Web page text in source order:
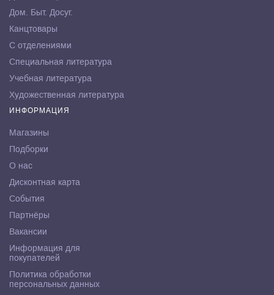
Дом. Быт. Досуг.
Канцтовары
С отделениями
Специальная литература
Учебная литература
Художественная литература
ИНФОРМАЦИЯ
Магазины
Подборки
О нас
Дисконтная карта
События
Партнёры
Вакансии
Информация для
покупателей
Политика обработки
персональных данных